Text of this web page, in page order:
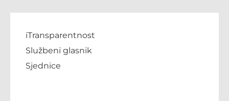
iTransparentnost
Službeni glasnik
Sjednice